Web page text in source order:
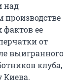
над
производстве
ее
от
выигранного
клуба,
Киева.